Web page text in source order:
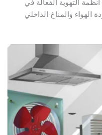
الفعالة في
والمناخ الداخلي